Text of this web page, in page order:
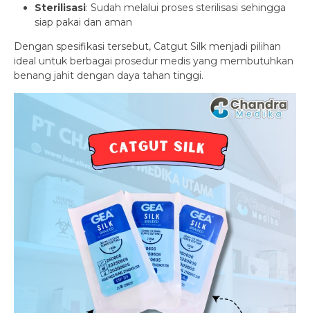
Sterilisasi: Sudah melalui proses sterilisasi sehingga
siap pakai dan aman
Dengan spesifikasi tersebut, Catgut Silk menjadi pilihan
ideal untuk berbagai prosedur medis yang membutuhkan
benang jahit dengan daya tahan tinggi.